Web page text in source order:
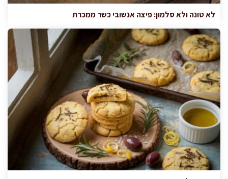
לא טונה ולא סלמון: פיצה אנשובי כשר ממכרת